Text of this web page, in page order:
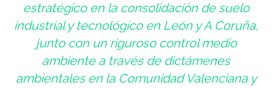
estratégico en la consolidación de suelo
industrial y tecnológico en León y A Coruña,
junto con un riguroso control medio
ambiente a través de dictámenes
ambientales en la Comunidad Valenciana y